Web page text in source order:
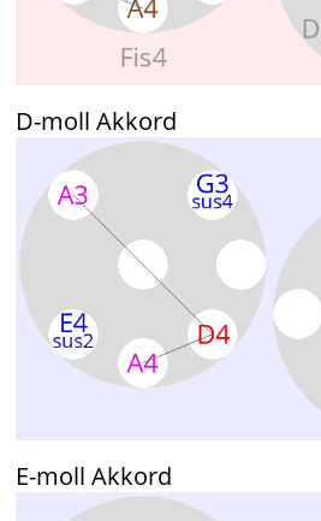
D-moll Akkord
E-moll Akkord